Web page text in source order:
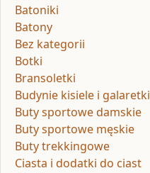
Batoniki
Batony
Bez kategorii
Botki
Bransoletki
Budynie kisiele i galaretki
Buty sportowe damskie
Buty sportowe męskie
Buty trekkingowe
Ciasta i dodatki do ciast